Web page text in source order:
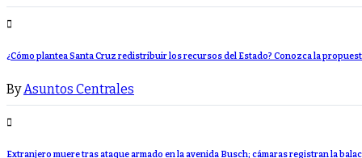
¿Cómo plantea Santa Cruz redistribuir los recursos del Estado? Conozca la
ByAsuntos Centrales
Extranjero muere tras ataque armado en la avenida Busch; cámaras registran la